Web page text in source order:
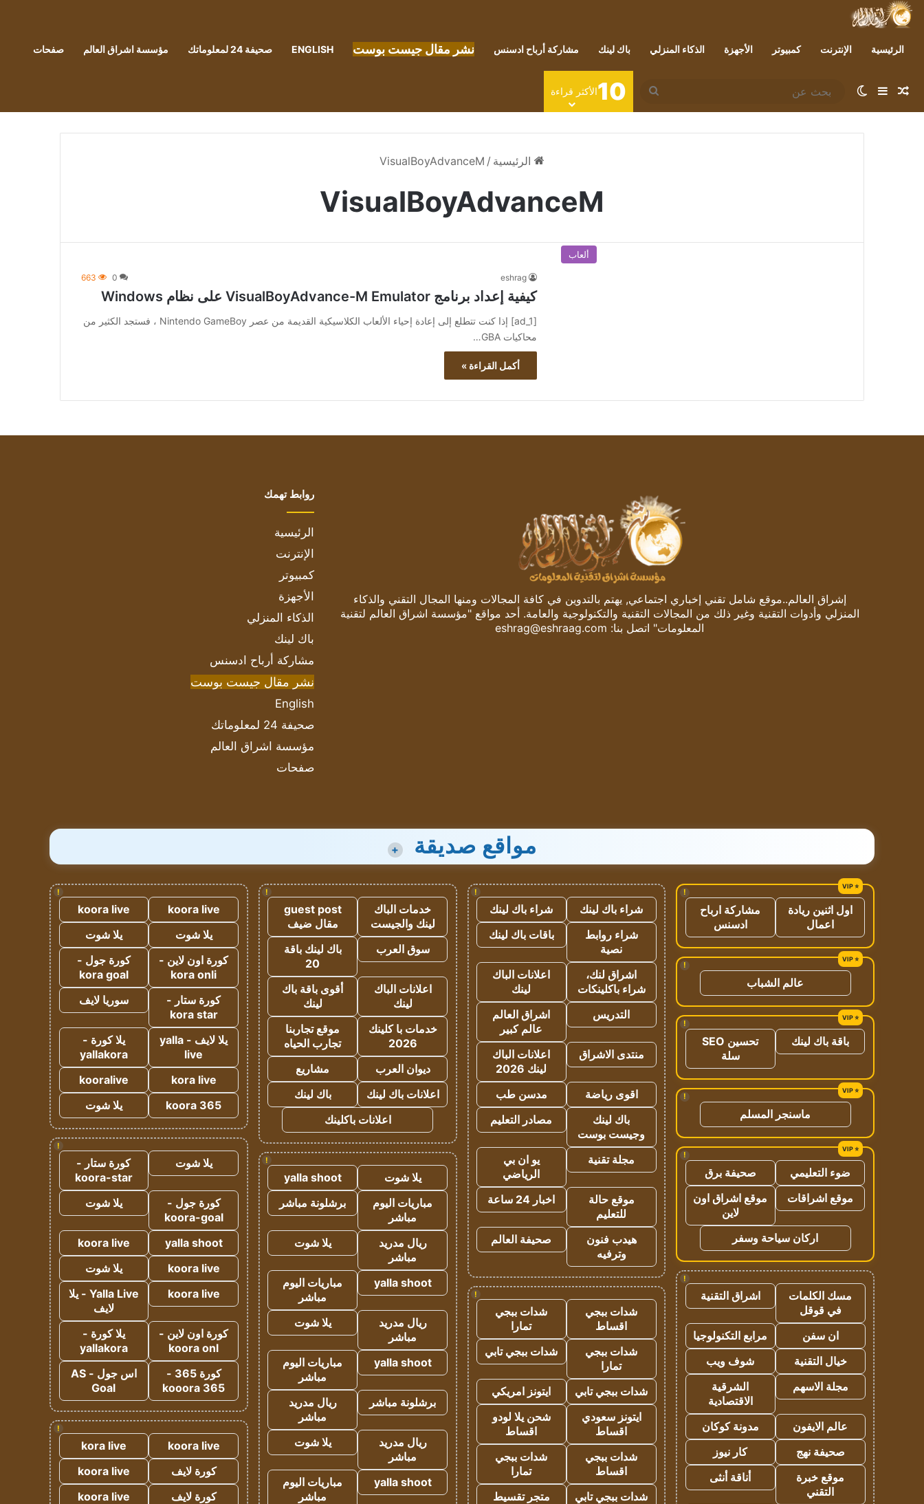
الرئيسية الإنترنت كمبيوتر الأجهزة الذكاء المنزلي باك لينك مشاركة أرباح ادسنس نشر مقال جيست بوست ENGLISH صحيفة 24 لمعلوماتك مؤسسة اشراق العالم صفحات
مقال عشوائي
إضافة عمود جانبي
الوضع المظلم
بحث
عن
10الأكثر قراءة
الرئيسية /
VisualBoyAdvanceM
VisualBoyAdvanceM
ألعاب
eshrag
0
663
كيفية إعداد برنامج VisualBoyAdvance-M Emulator على نظام Windows
[ad_1] إذا كنت تتطلع إلى إعادة إحياء الألعاب الكلاسيكية القديمة من عصر Nintendo GameBoy ، فستجد الكثير من
محاكيات GBA…
أكمل القراءة »
إشراق العالم..موقع شامل تقني إخباري اجتماعي, يهتم بالتدوين في كافة المجالات ومنها المجال التقني والذكاء
المنزلي وأدوات التقنية وغير ذلك من المجالات التقنية والتكنولوجية والعامة. أحد مواقع "مؤسسة اشراق العالم لتقنية
المعلومات" اتصل بنا: eshrag@eshraag.com
روابط تهمك
الرئيسية
الإنترنت
كمبيوتر
الأجهزة
الذكاء المنزلي
باك لينك
مشاركة أرباح ادسنس
نشر مقال جيست بوست
English
صحيفة 24 لمعلوماتك
مؤسسة اشراق العالم
صفحات
مواقع صديقة +
!
اول اثنين ريادة
اعمال
مشاركة ارباح
ادسنس
!
عالم الشباب
!
باقة باك لينك
تحسين SEO
سلة
!
ماسنجر المسلم
!
ضوء التعليمي
صحيفة برق
موقع اشراقات
موقع اشراق اون
لاين
اركان سياحة وسفر
!
مسك الكلمات
في قوقل
اشراق التقنية
ان سفن
مرابع التكنولوجيا
خيال التقنية
شوف ويب
مجلة الاسهم
الشرقية
الاقتصادية
عالم الايفون
مدونة كوكان
صحيفة نهج
كار نيوز
موقع خبرة
التقني
أناقة أنثى
!
شراء باك لينك
شراء باك لينك
شراء روابط
نصية
باقات باك لينك
اشراق لنك،
شراء باكلينكات
اعلانات الباك
لينك
التدريس
اشراق العالم
عالم كبير
منتدى الاشراق
اعلانات الباك
لينك 2026
اقوى رياضة
مدسن طب
باك لينك
وجيست بوست
مصادر التعليم
مجلة تقنية
يو ان بي
الرياضي
موقع حالة
للتعليم
اخبار 24 ساعة
هيدب فنون
وترفيه
صحيفة العالم
!
شدات ببجي
اقساط
شدات ببجي
تمارا
شدات ببجي
تمارا
شدات ببجي تابي
شدات ببجي تابي
ايتونز امريكي
ايتونز سعودي
اقساط
شحن يلا لودو
اقساط
شدات ببجي
اقساط
شدات ببجي
تمارا
شدات ببجي تابي
متجر تقسيط
!
خدمات الباك
لينك والجيست
guest post
مقال ضيف
سوق العرب
باك لينك باقة
20
اعلانات الباك
لينك
أقوى باقة باك
لينك
خدمات با كلينك
2026
موقع تجاربنا
تجارب الحياه
ديوان العرب
مشاريع
اعلانات باك لينك
باك لينك
اعلانات باكلينك
!
يلا شوت
yalla shoot
مباريات اليوم
مباشر
برشلونة مباشر
ريال مدريد
مباشر
يلا شوت
yalla shoot
مباريات اليوم
مباشر
ريال مدريد
مباشر
يلا شوت
yalla shoot
مباريات اليوم
مباشر
برشلونة مباشر
ريال مدريد
مباشر
ريال مدريد
مباشر
يلا شوت
yalla shoot
مباريات اليوم
مباشر
!
koora live
koora live
يلا شوت
يلا شوت
كورة اون لاين -
kora onli
كورة جول -
kora goal
كورة ستار -
kora star
سوريا لايف
يلا لايف - yalla
live
يلا كورة -
yallakora
kora live
kooralive
koora 365
يلا شوت
!
يلا شوت
كورة ستار -
koora-star
كورة جول -
koora-goal
يلا شوت
yalla shoot
koora live
koora live
يلا شوت
koora live
Yalla Live - يلا
لايف
كورة اون لاين -
koora onl
يلا كورة -
yallakora
كورة 365 -
kooora 365
اس جول - AS
Goal
!
koora live
kora live
كورة لايف
koora live
كورة لايف
koora live